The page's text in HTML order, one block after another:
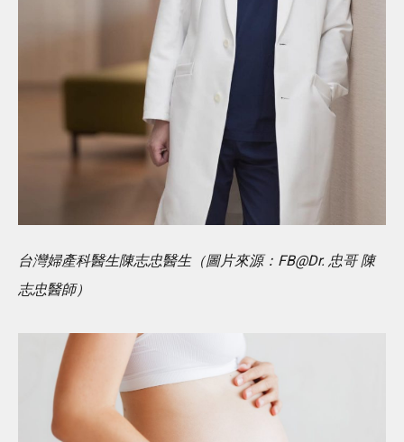
台灣婦產科醫生陳志忠醫生（圖片來源：FB@Dr. 忠哥 陳
志忠醫師）